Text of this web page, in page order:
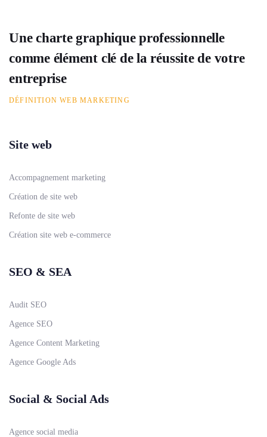
Une charte graphique professionnelle
comme élément clé de la réussite de votre
entreprise
DÉFINITION WEB MARKETING
Site web
Accompagnement marketing
Création de site web
Refonte de site web
Création site web e-commerce
SEO & SEA
Audit SEO
Agence SEO
Agence Content Marketing
Agence Google Ads
Social & Social Ads
Agence social media